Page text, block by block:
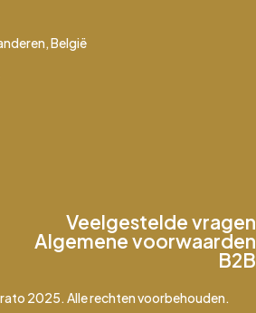
België
Veelgestelde vragen
Algemene voorwaarden
B2B
2025. Alle rechten voorbehouden.